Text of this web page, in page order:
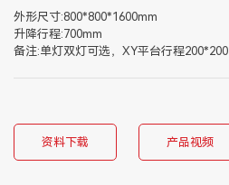
外形尺寸:800*800*1600mm
升降行程:700mm
备注:单灯双灯可选，XY平台行程200*200
资料下载 产品视频